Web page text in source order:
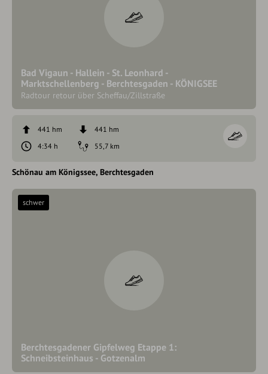
Bad Vigaun - Hallein - St. Leonhard -
Marktschellenberg - Berchtesgaden - KÖNIGSEE
Radtour retour über Scheffau/Zillstraße
441 hm
441 hm
4:34 h
55,7 km
Schönau am Königssee Berchtesgaden
Berchtesgadener Gipfelweg Etappe 1:
Schneibsteinhaus - Gotzenalm
schwer